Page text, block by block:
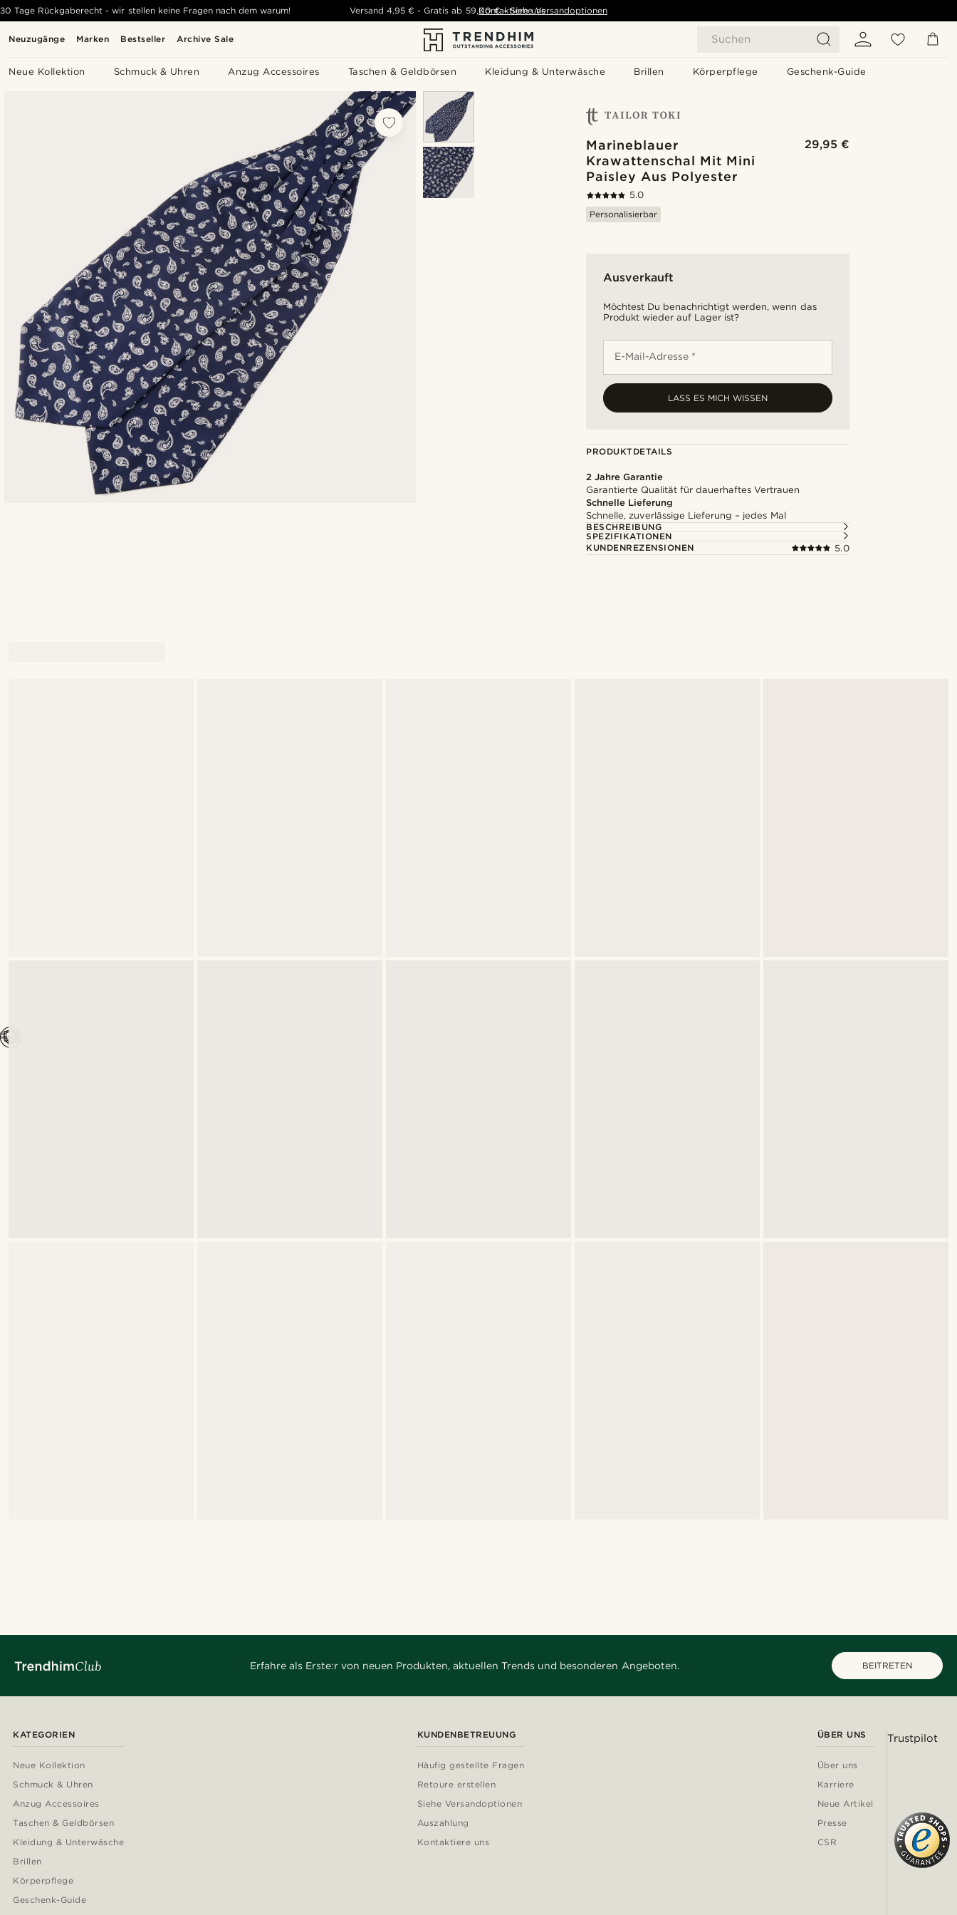
Neuzugänge Marken Bestseller Archive Sale Suchen
Neue Kollektion Schmuck & Uhren Anzug Accessoires Taschen & Geldbörsen Kleidung & Unterwäsche Brillen Körperpflege Geschenk-Guide
30 Tage Rückgaberecht - wir stellen keine Fragen nach dem warum! Versand 4,95 € -Gratis ab 59,00 € - Siehe Versandoptionen
Kontaktiere uns
Marineblauer
Krawattenschal Mit Mini
Paisley Aus Polyester
29,95 €
5.0
Personalisierbar
Ausverkauft
Möchtest Du benachrichtigt werden, wenn das
Produkt wieder auf Lager ist?
E-Mail-Adresse *
LASS ES MICH WISSEN
PRODUKTDETAILS
2 Jahre Garantie
Garantierte Qualität für dauerhaftes Vertrauen
Schnelle Lieferung
Schnelle, zuverlässige Lieferung – jedes Mal
BESCHREIBUNG
SPEZIFIKATIONEN
KUNDENREZENSIONEN
5.0
Erfahre als Erste:r von neuen Produkten, aktuellen Trends und besonderen Angeboten. BEITRETEN
KATEGORIEN
Neue Kollektion
Schmuck & Uhren
Anzug Accessoires
Taschen & Geldbörsen
Kleidung & Unterwäsche
Brillen
Körperpflege
Geschenk-Guide
KUNDENBETREUUNG
Häufig gestellte Fragen
Retoure erstellen
Siehe Versandoptionen
Auszahlung
Kontaktiere uns
ÜBER UNS
Über uns
Karriere
Neue Artikel
Presse
CSR
Trustpilot